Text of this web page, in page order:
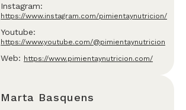
Instagram:
https://www.instagram.com/pimientaynutricion/
Youtube:
https://www.youtube.com/@pimientaynutricion
Web: https://www.pimientaynutricion.com/
Marta Basquens